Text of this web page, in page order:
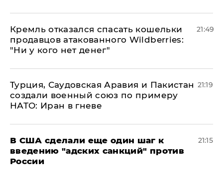
Кремль отказался спасать кошельки
продавцов атакованного Wildberries:
"Ни у кого нет денег"
21:49
Турция, Саудовская Аравия и Пакистан
создали военный союз по примеру
НАТО: Иран в гневе
21:19
В США сделали еще один шаг к
введению "адских санкций" против
России
21:15